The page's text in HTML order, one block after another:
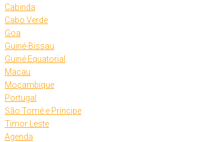
Cabinda
Cabo Verde
Goa
Guiné-Bissau
Guiné Equatorial
Macau
Moçambique
Portugal
São Tomé e Príncipe
Timor Leste
Agenda